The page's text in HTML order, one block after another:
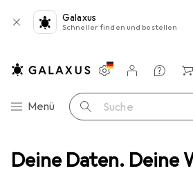
Deine Daten. Deine
Galaxus
Schneller finden und bestellen
Navigation nach Kategorien
Menü Suche
Einstellungen
Kundenkonto
Vergleichslisten
Merklisten
Warenkorb
Oracover ORASTICK matt